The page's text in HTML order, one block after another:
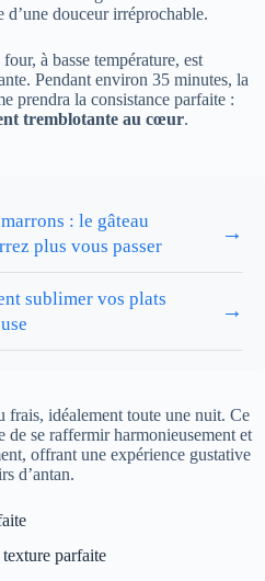
d’une douceur irréprochable.
à basse température, est
Pendant environ 35 minutes, la
prendra la consistance parfaite :
tremblotante au cœur.
: le gâteau
plus vous passer
→
sublimer vos plats
→
frais, idéalement toute une nuit. Ce
de se raffermir harmonieusement et
offrant une expérience gustative
d’antan.
parfaite